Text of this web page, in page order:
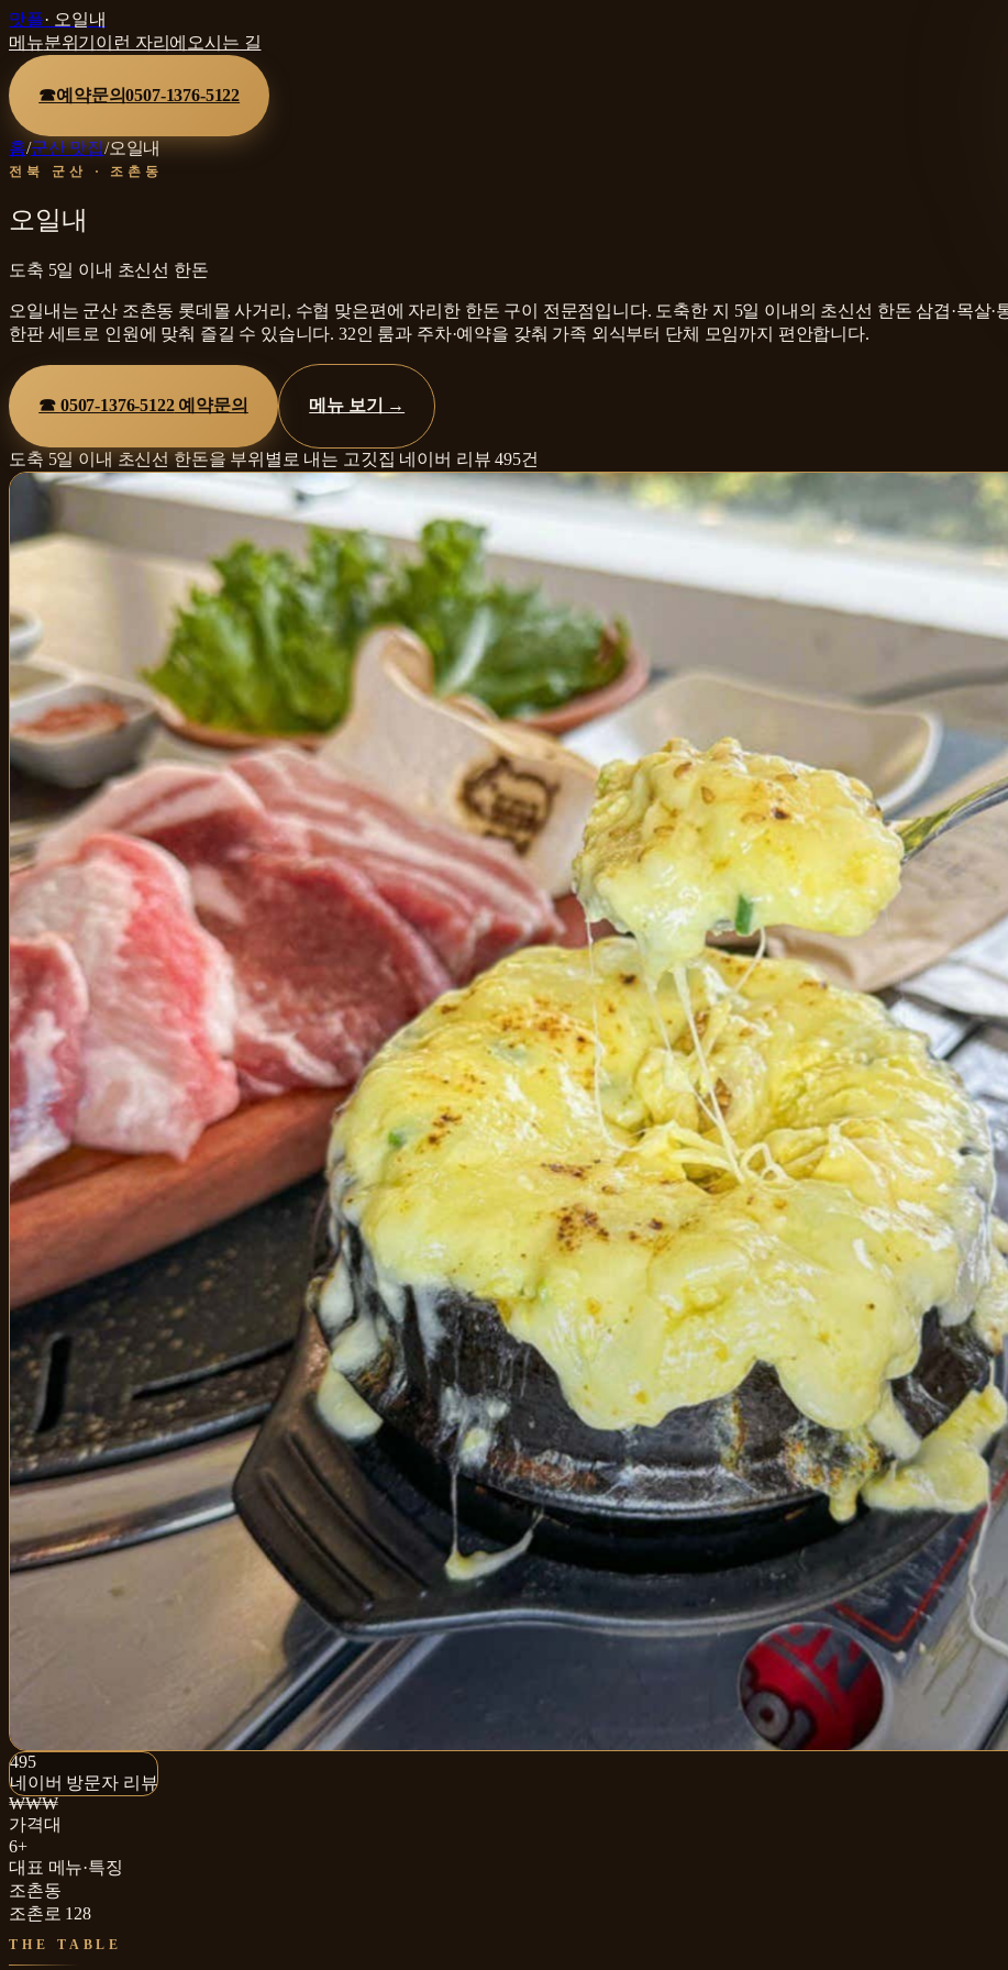
맛플· 오일내
메뉴분위기 이런 자리에 오시는 길
☎예약문의0507-1376-5122
홈/군산 맛집/오일내
전북 군산 · 조촌동
오일내
도축 5일 이내 초신선 한돈
오일내는 군산 조촌동 롯데몰 사거리, 수협 맞은편에 자리한 한돈 구이 전문점입니다. 도축한 지 5일 이내의 초신선 한돈 삼겹·목살·
한판 세트로 인원에 맞춰 즐길 수 있습니다. 32인 룸과 주차·예약을 갖춰 가족 외식부터 단체 모임까지 편안합니다.
☎ 0507-1376-5122예약문의 메뉴 보기 →
도축 5일 이내 초신선 한돈을 부위별로 내는 고깃집 네이버 리뷰495건
495
네이버 방문자 리뷰
495+
네이버 방문자 리뷰
₩₩₩
가격대
6+
대표 메뉴·특징
조촌동
조촌로 128
THE TABLE